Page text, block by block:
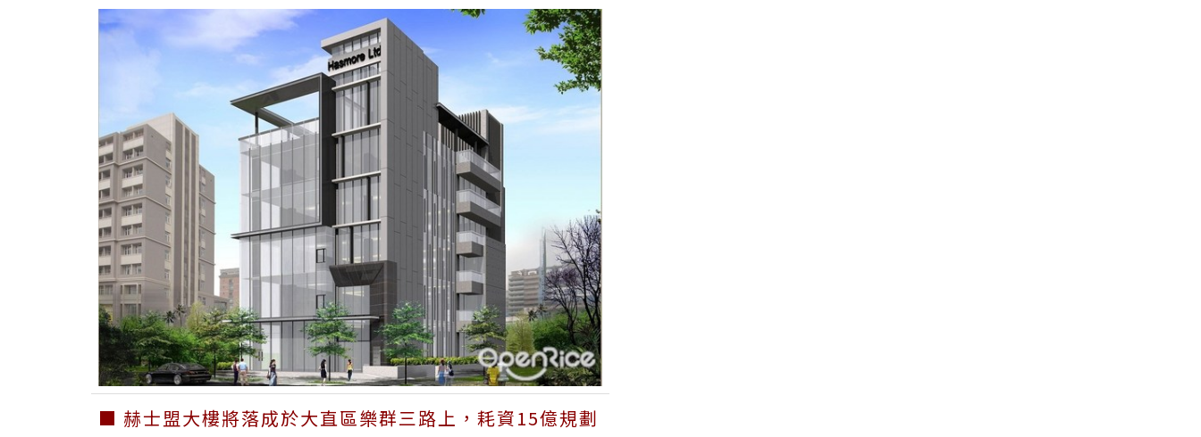
■ 赫士盟大樓將落成於大直區樂群三路上，耗資15億規劃